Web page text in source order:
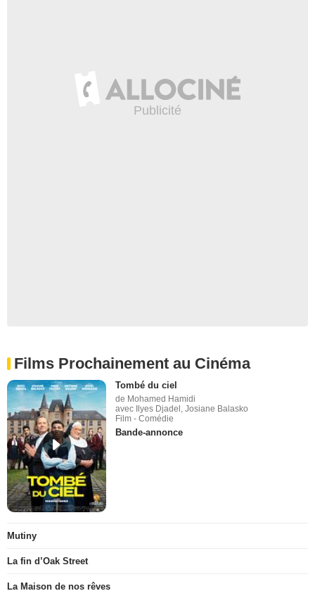
Films Prochainement au Cinéma
Tombé du ciel
de Mohamed Hamidi
avec Ilyes Djadel, Josiane Balasko
Film - Comédie
Bande-annonce
Mutiny
La fin d’Oak Street
La Maison de nos rêves